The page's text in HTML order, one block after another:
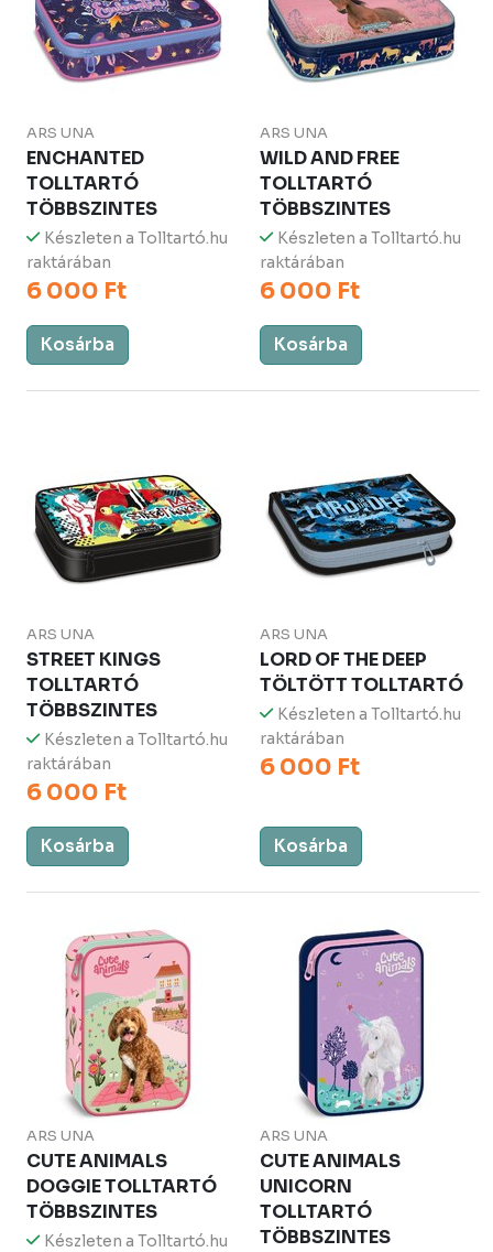
ARS UNA
ENCHANTED
TOLLTARTÓ
TÖBBSZINTES
Készleten a Tolltartó.hu
raktárában
6 000 Ft
Kosárba
ARS UNA
WILD AND FREE
TOLLTARTÓ
TÖBBSZINTES
Készleten a Tolltartó.hu
raktárában
6 000 Ft
Kosárba
ARS UNA
STREET KINGS
TOLLTARTÓ
TÖBBSZINTES
Készleten a Tolltartó.hu
raktárában
6 000 Ft
Kosárba
ARS UNA
LORD OF THE DEEP
TÖLTÖTT TOLLTARTÓ
Készleten a Tolltartó.hu
raktárában
6 000 Ft
Kosárba
ARS UNA
CUTE ANIMALS
DOGGIE TOLLTARTÓ
TÖBBSZINTES
Készleten a Tolltartó.hu
ARS UNA
CUTE ANIMALS
UNICORN
TOLLTARTÓ
TÖBBSZINTES